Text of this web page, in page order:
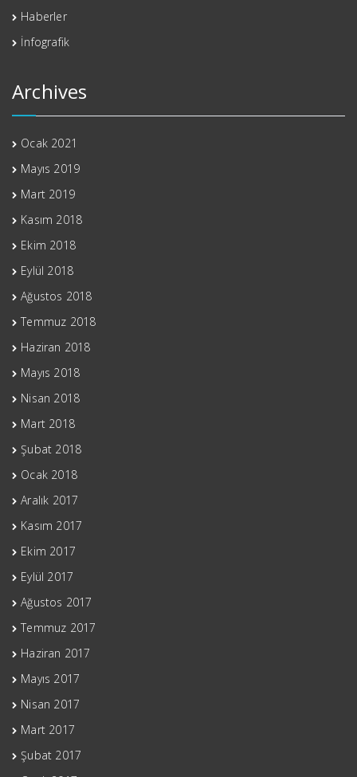
Haberler
İnfografik
Archives
Ocak 2021
Mayıs 2019
Mart 2019
Kasım 2018
Ekim 2018
Eylül 2018
Ağustos 2018
Temmuz 2018
Haziran 2018
Mayıs 2018
Nisan 2018
Mart 2018
Şubat 2018
Ocak 2018
Aralık 2017
Kasım 2017
Ekim 2017
Eylül 2017
Ağustos 2017
Temmuz 2017
Haziran 2017
Mayıs 2017
Nisan 2017
Mart 2017
Şubat 2017